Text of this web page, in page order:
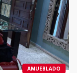
AMUEBLADO